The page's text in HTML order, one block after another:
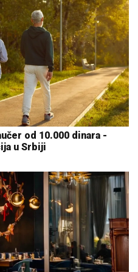
od 10.000 dinara -
u Srbiji